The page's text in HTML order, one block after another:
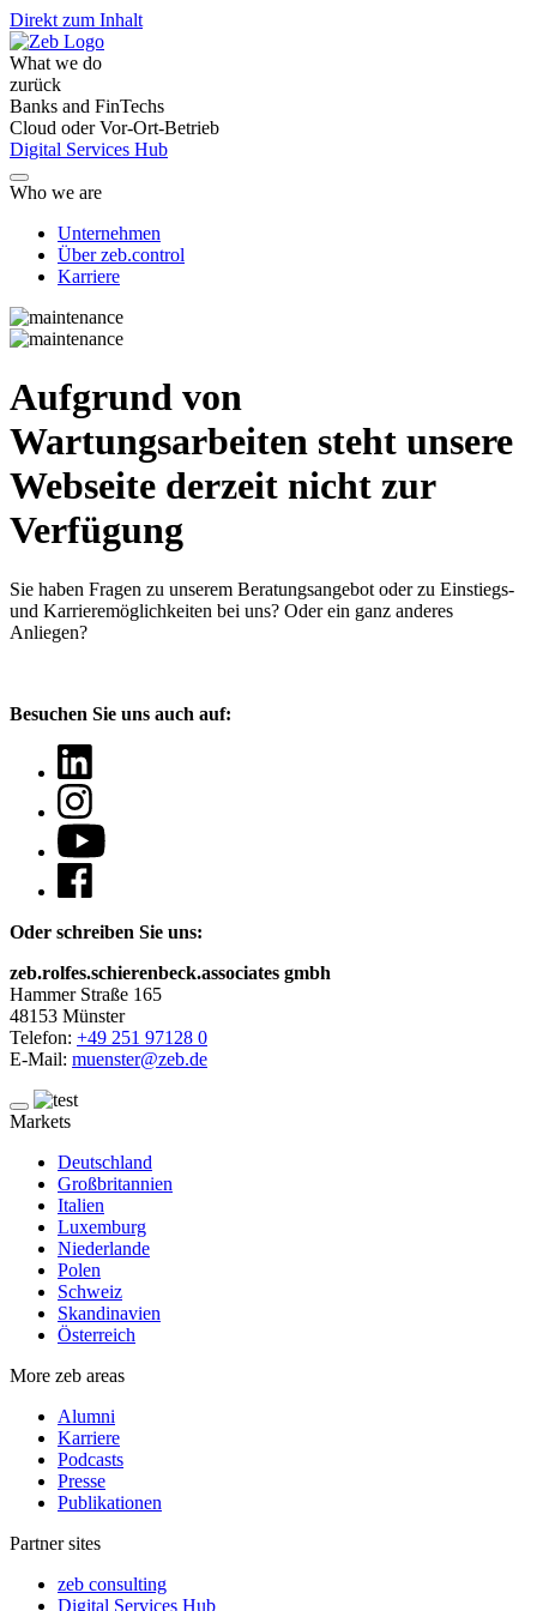
Direkt zum Inhalt
What we do
zurück
Banks and FinTechs
Cloud oder Vor-Ort-Betrieb
Digital Services Hub
Who we are
Unternehmen
Über zeb.control
Karriere
Aufgrund von
Wartungsarbeiten steht unsere
Webseite derzeit nicht zur
Verfügung
Sie haben Fragen zu unserem Beratungsangebot oder zu Einstiegs-
und Karrieremöglichkeiten bei uns? Oder ein ganz anderes
Anliegen?
Besuchen Sie uns auch auf:
Oder schreiben Sie uns:
zeb.rolfes.schierenbeck.associates gmbh
Hammer Straße 165
48153 Münster
Telefon: +49 251 97128 0
E-Mail: muenster@zeb.de
Markets
Deutschland
Großbritannien
Italien
Luxemburg
Niederlande
Polen
Schweiz
Skandinavien
Österreich
More zeb areas
Alumni
Karriere
Podcasts
Presse
Publikationen
Partner sites
zeb consulting
Digital Services Hub